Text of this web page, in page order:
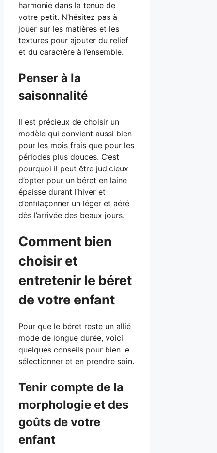
harmonie dans la tenue de
votre petit. N’hésitez pas à
jouer sur les matières et les
textures pour ajouter du relief
et du caractère à l’ensemble.
Penser à la
saisonnalité
Il est précieux de choisir un
modèle qui convient aussi bien
pour les mois frais que pour les
périodes plus douces. C’est
pourquoi il peut être judicieux
d’opter pour un béret en laine
épaisse durant l’hiver et
d’enfilaçonner un léger et aéré
dès l’arrivée des beaux jours.
Comment bien
choisir et
entretenir le béret
de votre enfant
Pour que le béret reste un allié
mode de longue durée, voici
quelques conseils pour bien le
sélectionner et en prendre soin.
Tenir compte de la
morphologie et des
goûts de votre
enfant